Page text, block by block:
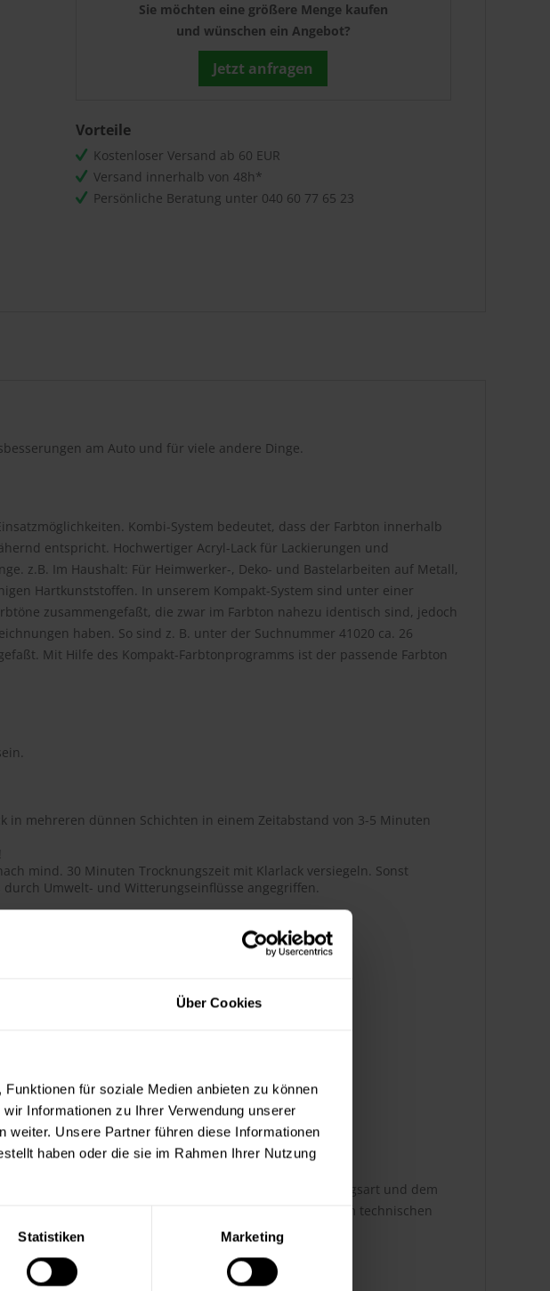
Über Cookies
für soziale Medien anbieten zu können
Informationen zu Ihrer Verwendung unserer
weiter. Unsere Partner führen diese Informationen
haben oder die sie im Rahmen Ihrer Nutzung
Statistiken Marketing
Sie möchten eine größere Menge kaufen
und wünschen ein Angebot?
Jetzt anfragen
Vorteile
Kostenloser Versand ab 60 EUR
Versand innerhalb von 48h*
Persönliche Beratung unter 040 60 77 65 23
am Auto und für viele andere Dinge.
Kombi-System bedeutet, dass der Farbton innerhalb
entspricht. Hochwertiger Acryl-Lack für Lackierungen und
z.B. Im Haushalt: Für Heimwerker-, Deko- und Bastelarbeiten auf Metall,
Hartkunststoffen. In unserem Kompakt-System sind unter einer
zusammengefaßt, die zwar im Farbton nahezu identisch sind, jedoch
haben. So sind z. B. unter der Suchnummer 41020 ca. 26
Mit Hilfe des Kompakt-Farbtonprogramms ist der passende Farbton
in mehreren dünnen Schichten in einem Zeitabstand von 3-5 Minuten
mind. 30 Minuten Trocknungszeit mit Klarlack versiegeln. Sonst
Umwelt- und Witterungseinflüsse angegriffen.
dauerhafter Glanz
mit 2-Schicht-Klarlack bedingt benzinbeständig
Liter. Der Verbrauch ist dabei abhängig von der Auftragsart und dem
um Richtwerte. Weitere Infos entnehmen Sie bitte dem technischen